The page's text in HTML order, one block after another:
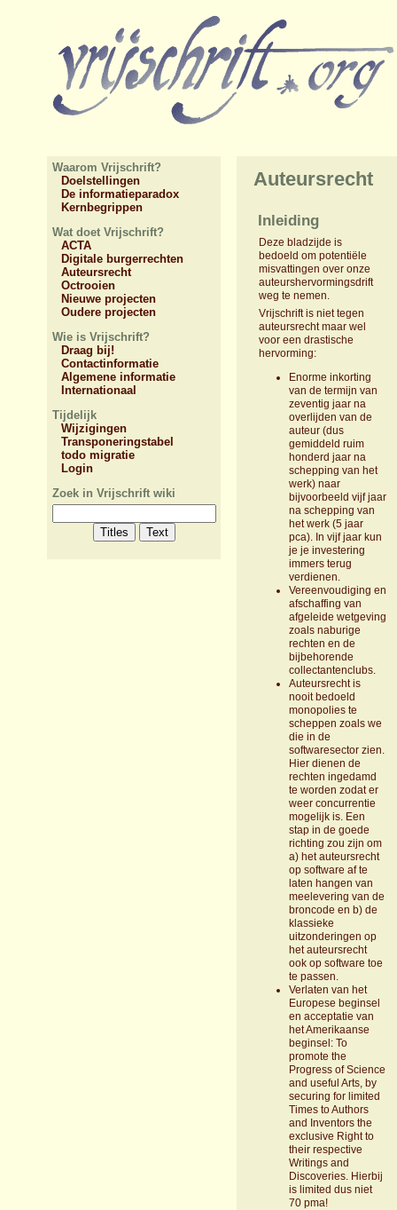
Waarom Vrijschrift?
Doelstellingen
De informatieparadox
Kernbegrippen
Wat doet Vrijschrift?
ACTA
Digitale burgerrechten
Auteursrecht
Octrooien
Nieuwe projecten
Oudere projecten
Wie is Vrijschrift?
Draag bij!
Contactinformatie
Algemene informatie
Internationaal
Tijdelijk
Wijzigingen
Transponeringstabel
todo migratie
Login
Zoek in Vrijschrift wiki
Auteursrecht
Inleiding
Deze bladzijde is
bedoeld om potentiële
misvattingen over onze
auteurshervormingsdrift
weg te nemen.
Vrijschrift is niet tegen
auteursrecht maar wel
voor een drastische
hervorming:
Enorme inkorting
van de termijn van
zeventig jaar na
overlijden van de
auteur (dus
gemiddeld ruim
honderd jaar na
schepping van het
werk) naar
bijvoorbeeld vijf jaar
na schepping van
het werk (5 jaar
pca). In vijf jaar kun
je je investering
immers terug
verdienen.
Vereenvoudiging en
afschaffing van
afgeleide wetgeving
zoals naburige
rechten en de
bijbehorende
collectantenclubs.
Auteursrecht is
nooit bedoeld
monopolies te
scheppen zoals we
die in de
softwaresector zien.
Hier dienen de
rechten ingedamd
te worden zodat er
weer concurrentie
mogelijk is. Een
stap in de goede
richting zou zijn om
a) het auteursrecht
op software af te
laten hangen van
meelevering van de
broncode en b) de
klassieke
uitzonderingen op
het auteursrecht
ook op software toe
te passen.
Verlaten van het
Europese beginsel
en acceptatie van
het Amerikaanse
beginsel: To
promote the
Progress of Science
and useful Arts, by
securing for limited
Times to Authors
and Inventors the
exclusive Right to
their respective
Writings and
Discoveries. Hierbij
is limited dus niet
70 pma!